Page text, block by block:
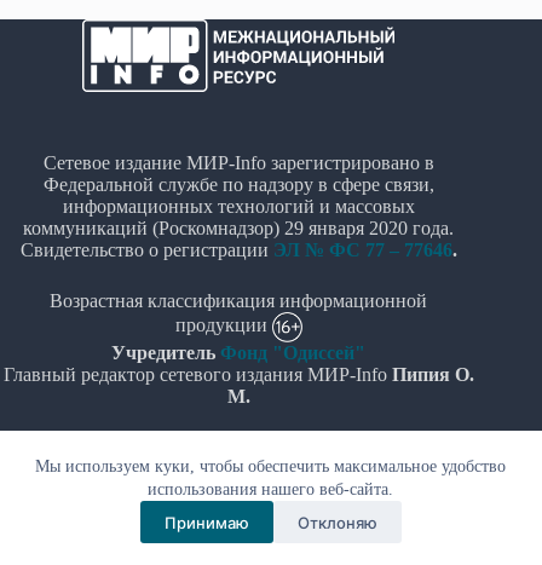
Мы используем куки, чтобы обеспечить максимальное удобство
использования нашего веб-сайта.
Принимаю Отклоняю
Сетевое издание МИР-Info зарегистрировано в
Федеральной службе по надзору в сфере связи,
информационных технологий и массовых
коммуникаций (Роскомнадзор) 29 января 2020 года.
Свидетельство о регистрации ЭЛ № ФС 77 – 77646.
Возрастная классификация информационной
продукции
Учредитель Фонд "Одиссей"
Главный редактор сетевого издания МИР-Info Пипия О.
М.
данных
© Все права защищены 2020-2026г. - "МИР-Info"